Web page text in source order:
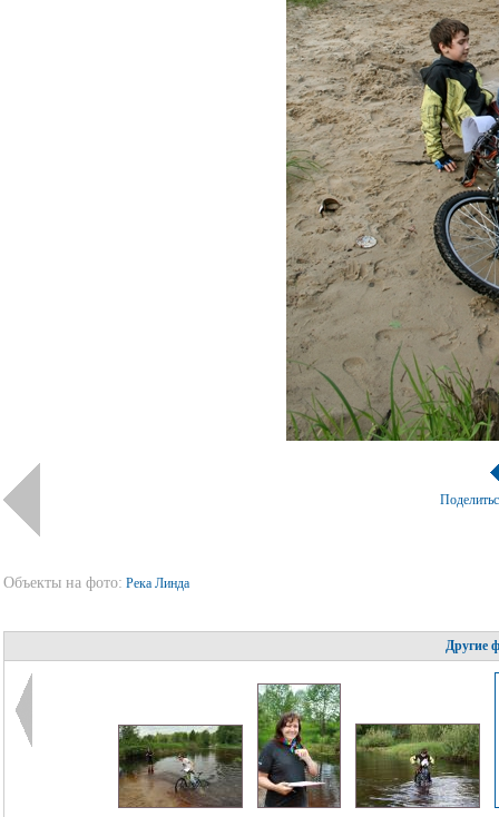
Объекты на фото: Река Линда
Другие